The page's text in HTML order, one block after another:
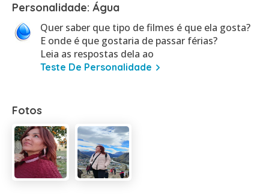
Personalidade: Água
Quer saber que tipo de filmes é que ela gosta?
E onde é que gostaria de passar férias?
Leia as respostas dela ao
Teste De Personalidade
Fotos